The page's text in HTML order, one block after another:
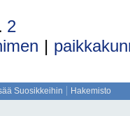
2
|
Suosikkeihin Hakemisto